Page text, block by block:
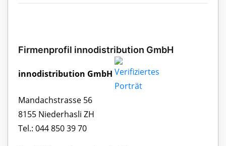
Firmenprofil innodistribution GmbH
innodistribution GmbH
Mandachstrasse 56
8155 Niederhasli ZH
Tel.: 044 850 39 70